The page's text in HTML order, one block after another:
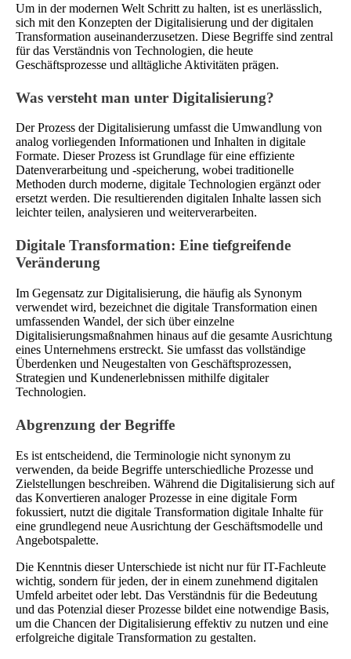
Um in der modernen Welt Schritt zu halten, ist es unerlässlich,
sich mit den Konzepten der Digitalisierung und der digitalen
Transformation auseinanderzusetzen. Diese Begriffe sind zentral
für das Verständnis von Technologien, die heute
Geschäftsprozesse und alltägliche Aktivitäten prägen.
Was versteht man unter Digitalisierung?
Der Prozess der Digitalisierung umfasst die Umwandlung von
analog vorliegenden Informationen und Inhalten in digitale
Formate. Dieser Prozess ist Grundlage für eine effiziente
Datenverarbeitung und -speicherung, wobei traditionelle
Methoden durch moderne, digitale Technologien ergänzt oder
ersetzt werden. Die resultierenden digitalen Inhalte lassen sich
leichter teilen, analysieren und weiterverarbeiten.
Digitale Transformation: Eine tiefgreifende
Veränderung
Im Gegensatz zur Digitalisierung, die häufig als Synonym
verwendet wird, bezeichnet die digitale Transformation einen
umfassenden Wandel, der sich über einzelne
Digitalisierungsmaßnahmen hinaus auf die gesamte Ausrichtung
eines Unternehmens erstreckt. Sie umfasst das vollständige
Überdenken und Neugestalten von Geschäftsprozessen,
Strategien und Kundenerlebnissen mithilfe digitaler
Technologien.
Abgrenzung der Begriffe
Es ist entscheidend, die Terminologie nicht synonym zu
verwenden, da beide Begriffe unterschiedliche Prozesse und
Zielstellungen beschreiben. Während die Digitalisierung sich auf
das Konvertieren analoger Prozesse in eine digitale Form
fokussiert, nutzt die digitale Transformation digitale Inhalte für
eine grundlegend neue Ausrichtung der Geschäftsmodelle und
Angebotspalette.
Die Kenntnis dieser Unterschiede ist nicht nur für IT-Fachleute
wichtig, sondern für jeden, der in einem zunehmend digitalen
Umfeld arbeitet oder lebt. Das Verständnis für die Bedeutung
und das Potenzial dieser Prozesse bildet eine notwendige Basis,
um die Chancen der Digitalisierung effektiv zu nutzen und eine
erfolgreiche digitale Transformation zu gestalten.